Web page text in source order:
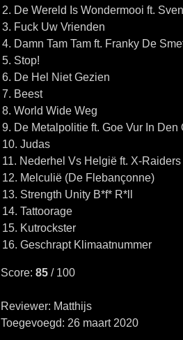
2. De Wereld Is Wondermooi ft.
3. Fuck Uw Vrienden
4. Damn Tam Tam ft. Franky De
5. Stop!
6. De Hel Niet Gezien
7. Beest
8. World Wide Weg
9. De Metalpolitie ft. Goe Vur In Den
10. Judas
11. Nederhel Vs Helgië ft. X-Raiders
12. Melculië (De Flebançonne)
13. Strength Unity B*f* R*ll
14. Tattoorage
15. Kutrockster
16. Geschrapt Klimaatnummer
Score: 85/ 100
Reviewer: Matthijs
Toegevoegd: 26 maart 2020